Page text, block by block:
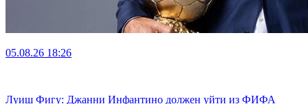
05.08.26 18:26
Луиш Фигу: Джанни Инфантино должен уйти из ФИФА